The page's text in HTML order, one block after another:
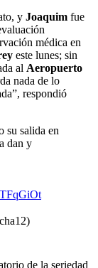
y Joaquim fue
médica en
este lunes; sin
al Aeropuerto
nada de lo
respondió
su salida en
dan y
de la seriedad